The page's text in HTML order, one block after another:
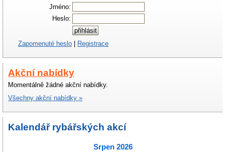
Jméno:
Heslo:
Zapomenuté heslo Registrace
Akční nabídky
Momentálně žádné akční nabídky.
Všechny akční nabídky »
Kalendář rybářských akcí
Srpen 2026